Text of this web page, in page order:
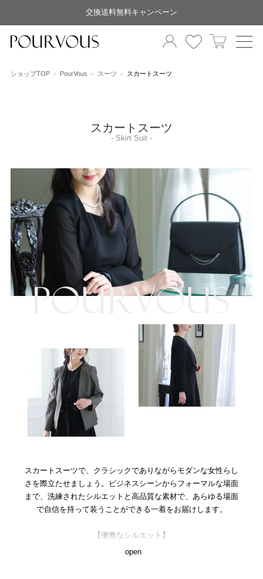
交換送料無料キャンペーン
ショップTOP PourVous スーツ スカートスーツ
スカートスーツ
- Skirt Suit -
スカートスーツで、クラシックでありながらモダンな女性らし
さを際立たせましょう。ビジネスシーンからフォーマルな場面
まで、洗練されたシルエットと高品質な素材で、あらゆる場面
で自信を持って装うことができる一着をお届けします。
【優雅なシルエット】
スカートスーツは、ウエストを強調しつつ、足元まで美しく引
open